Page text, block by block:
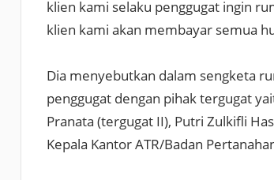
klien kami selaku penggugat ingin
klien kami akan membayar semua
Dia menyebutkan dalam sengketa
penggugat dengan pihak tergugat
Pranata (tergugat II), Putri Zulkifli
Kepala Kantor ATR/Badan